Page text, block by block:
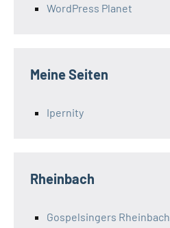
WordPress Planet
Meine Seiten
Ipernity
Rheinbach
Gospelsingers Rheinbach